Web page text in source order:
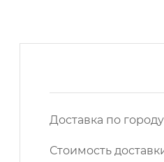
Доставка по
Стоимость